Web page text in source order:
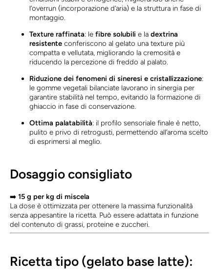
l’overrun (incorporazione d’aria) e la struttura in fase di
montaggio.
Texture raffinata: le fibre solubili e la dextrina
resistente conferiscono al gelato una texture più
compatta e vellutata, migliorando la cremosità e
riducendo la percezione di freddo al palato.
Riduzione dei fenomeni di sineresi e cristallizzazione:
le gomme vegetali bilanciate lavorano in sinergia per
garantire stabilità nel tempo, evitando la formazione di
ghiaccio in fase di conservazione.
Ottima palatabilità: il profilo sensoriale finale è netto,
pulito e privo di retrogusti, permettendo all’aroma scelto
di esprimersi al meglio.
Dosaggio consigliato
➡️ 15 g per kg di miscela
La dose è ottimizzata per ottenere la massima funzionalità
senza appesantire la ricetta. Può essere adattata in funzione
del contenuto di grassi, proteine e zuccheri.
Ricetta tipo (gelato base latte):